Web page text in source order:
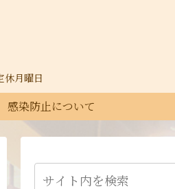
休月曜日
感染防止について